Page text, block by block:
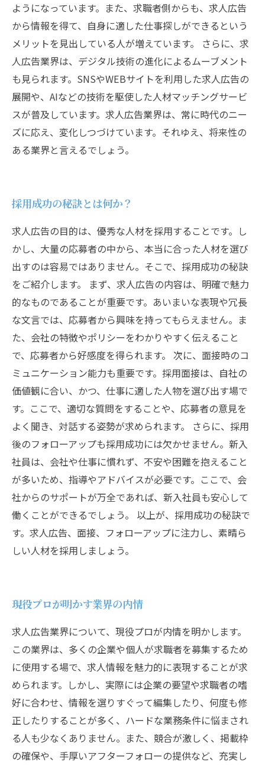
ようになっています。また、求職者側からも、求人広告
から情報を得て、自身に適した仕事探しができるという
メリットを見出している人が増えています。 さらに、求
人広告業界は、デジタル技術の進化によるムーブメント
も見られます。SNSやWEBサイトを利用した求人広告の
展開や、AIなどの技術を駆使した人材マッチングサービ
スが普及しています。求人広告業界は、常に時代のニー
ズに応え、変化しつづけています。それゆえ、将来性の
ある業界と言えるでしょう。
採用成功の秘訣とは何か？
求人広告の目的は、優秀な人材を採用することです。し
かし、大量の応募者の中から、本当に合った人材を選び
出すのは容易ではありません。そこで、採用成功の秘訣
をご紹介します。 まず、求人広告の内容は、明確で魅力
的なものであることが重要です。あいまいな表現や冗長
な文言では、応募者から興味を持ってもらえません。ま
た、会社の特徴やポリシーをわかりやすく伝えること
で、応募者から好感度を得られます。 次に、面接時のコ
ミュニケーション能力も重要です。採用面接は、自社の
価値観に合い、かつ、仕事に適した人物を選び出す場で
す。ここで、適切な質問をすることや、応募者の意見を
よく聞き、対話する姿勢が求められます。 さらに、採用
後のフォローアップも採用成功には欠かせません。新入
社員は、会社や仕事に慣れず、不安や困難を抱えること
が多いため、指導やアドバイスが必要です。ここで、会
社からのサポートが万全であれば、新入社員も安心して
働くことができるでしょう。 以上が、採用成功の秘訣で
す。求人広告、面接、フォローアップに注力し、素晴ら
しい人材を採用しましょう。
現役プロが明かす業界の内情
求人広告業界について、現役プロが内情を明かします。
この業界は、多くの企業や個人が求職者を募集するため
に使用する場で、求人情報を魅力的に表現することが求
められます。しかし、実際には企業の要望や求職者の嗜
好に合わせ、情報を選りすぐって編集したり、何度も修
正したりすることが多く、ハードな業務条件に悩まされ
る人も少なくありません。また、競合が激しく、掲載枠
の確保や、手厚いアフターフォローの提供など、充実し